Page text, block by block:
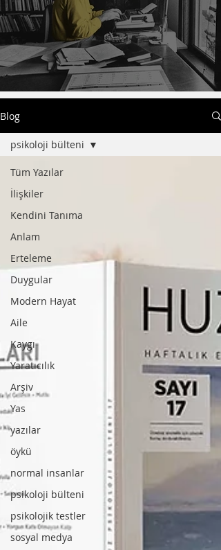
Sevgi zaten hep oradaydı.
Blog
Tüm Yazılar
İlişkiler
Kendini Tanıma
Anlam
Erteleme
Duygular
Modern Hayat
Aile
Kaygı
Yaratıcılık
Arşiv
Yas
yazılar
öykü
normal insanlar
psikoloji bülteni
psikolojik testler
sosyal medya
psikoloji bülteni